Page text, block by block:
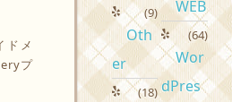
ドメ
プ
Oth
er
(9)
(18)
WEB
Wor
dPres
(64)